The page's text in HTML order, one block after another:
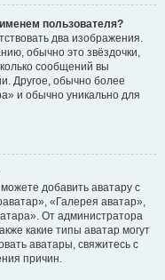
пользователя?
два изображения.
обычно это звёздочки,
сообщений вы
Другое, обычно более
и обычно уникально для
добавить аватару с
«Галерея аватар»,
От администратора
какие типы аватар могут
аватары, свяжитесь с
причин.